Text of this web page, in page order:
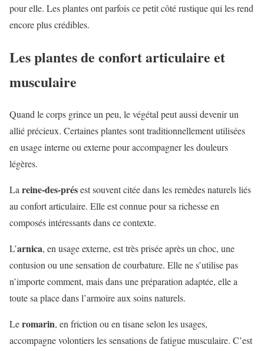
pour elle. Les plantes ont parfois ce petit côté rustique qui les rend
encore plus crédibles.
Les plantes de confort articulaire et
musculaire
Quand le corps grince un peu, le végétal peut aussi devenir un
allié précieux. Certaines plantes sont traditionnellement utilisées
en usage interne ou externe pour accompagner les douleurs
légères.
La reine-des-présest souvent citée dans les remèdes naturels liés
au confort articulaire. Elle est connue pour sa richesse en
composés intéressants dans ce contexte.
L’arnica, en usage externe, est très prisée après un choc, une
contusion ou une sensation de courbature. Elle ne s’utilise pas
n’importe comment, mais dans une préparation adaptée, elle a
toute sa place dans l’armoire aux soins naturels.
Leromarin, en friction ou en tisane selon les usages,
accompagne volontiers les sensations de fatigue musculaire. C’est